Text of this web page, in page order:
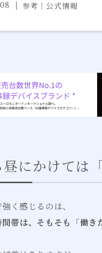
参考｜公式情報
にかけては
く感じるのは、
帯は、そもそも「働き